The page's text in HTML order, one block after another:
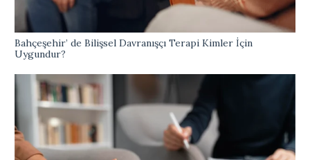
Bahçeşehir’ de Bilişsel Davranışçı Terapi Kimler İçin
Uygundur?